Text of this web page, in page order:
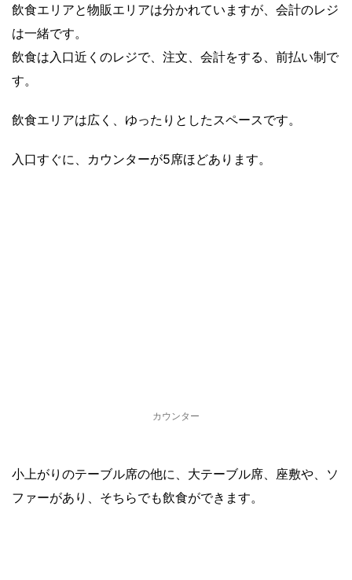
飲食エリアと物販エリアは分かれていますが、会計のレジ
は一緒です。
飲食は入口近くのレジで、注文、会計をする、前払い制で
す。
飲食エリアは広く、ゆったりとしたスペースです。
入口すぐに、カウンターが5席ほどあります。
カウンター
小上がりのテーブル席の他に、大テーブル席、座敷や、ソ
ファーがあり、そちらでも飲食ができます。